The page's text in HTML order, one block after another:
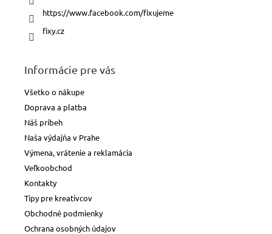
https://www.facebook.com/fixujeme
fixy.cz
Informácie pre vás
Všetko o nákupe
Doprava a platba
Náš príbeh
Naša výdajňa v Prahe
Výmena, vrátenie a reklamácia
Veľkoobchod
Kontakty
Tipy pre kreatívcov
Obchodné podmienky
Ochrana osobných údajov